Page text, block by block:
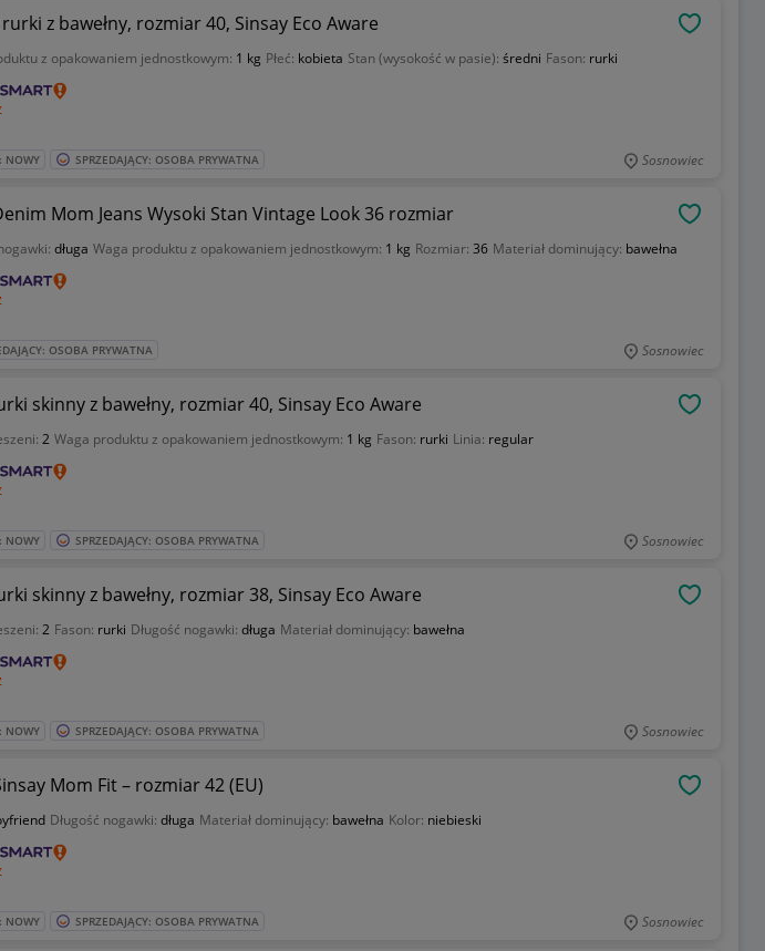
z bawełny, rozmiar 40, Sinsay Eco Aware
z opakowaniem jednostkowym: 1 kg Płeć: kobieta Stan (wysokość w pasie): średni Fason: rurki
NOWY SPRZEDAJĄCY: OSOBA PRYWATNA Sosnowiec
Mom Jeans Wysoki Stan Vintage Look 36 rozmiar
długa Waga produktu z opakowaniem jednostkowym: 1 kg Rozmiar: 36 Materiał dominujący: bawełna
OSOBA PRYWATNA Sosnowiec
skinny z bawełny, rozmiar 40, Sinsay Eco Aware
2 Waga produktu z opakowaniem jednostkowym: 1 kg Fason: rurki Linia: regular
NOWY SPRZEDAJĄCY: OSOBA PRYWATNA Sosnowiec
skinny z bawełny, rozmiar 38, Sinsay Eco Aware
2 Fason: rurki Długość nogawki: długa Materiał dominujący: bawełna
NOWY SPRZEDAJĄCY: OSOBA PRYWATNA Sosnowiec
Mom Fit – rozmiar 42 (EU)
Długość nogawki: długa Materiał dominujący: bawełna Kolor: niebieski
NOWY SPRZEDAJĄCY: OSOBA PRYWATNA Sosnowiec